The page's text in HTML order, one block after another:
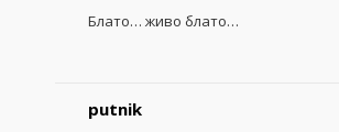
Блато… живо блато…
putnik